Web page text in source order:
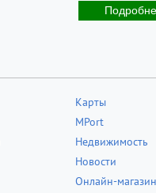
Карты
MPort
Недвижимость
Новости
Онлайн-магазин